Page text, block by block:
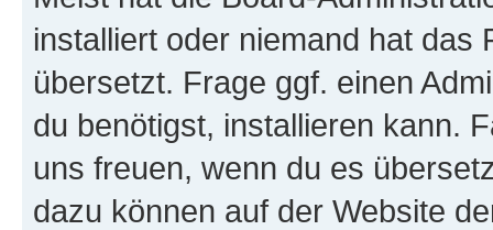
installiert oder niemand hat das
übersetzt. Frage ggf. einen
du benötigst, installieren kann.
uns freuen, wenn du es
dazu können auf der Website